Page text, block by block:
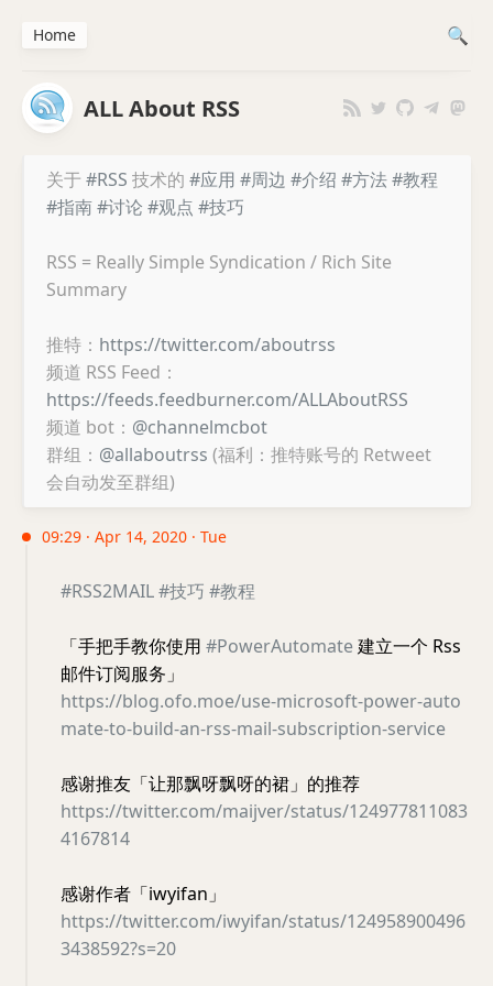
ALL About RSS
关于 #RSS 技术的 #应用 #周边 #介绍 #方法#教程
#指南#讨论 #观点 #技巧
RSS = Really Simple Syndication / Rich Site
Summary
推特： https://twitter.com/aboutrss
频道 RSS Feed：
https://feeds.feedburner.com/ALLAboutRSS
频道 bot： @channelmcbot
群组： @allaboutrss (福利：推特账号的 Retweet
会自动发至群组)
09:29 · Apr 14, 2020 · Tue
#RSS2MAIL#技巧 #教程
「手把手教你使用 #PowerAutomate建立一个 Rss
邮件订阅服务」
https://blog.ofo.moe/use-microsoft-power-auto
mate-to-build-an-rss-mail-subscription-service
感谢推友「让那飘呀飘呀的裙」的推荐
https://twitter.com/maijver/status/124977811083
4167814
感谢作者「iwyifan」
https://twitter.com/iwyifan/status/124958900496
3438592?s=20
Home